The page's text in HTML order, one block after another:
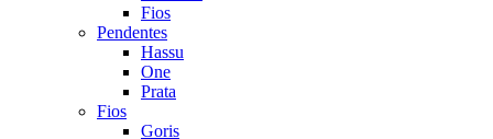
Fios
Pendentes
Hassu
One
Prata
Fios
Goris